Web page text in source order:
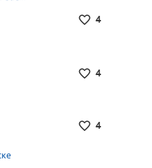
4
4
4